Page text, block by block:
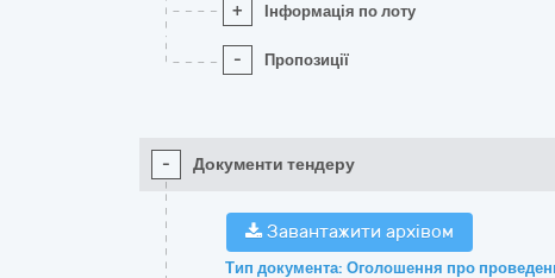
+ Інформація по лоту
- Пропозиції
- Документи тендеру
Завантажити архівом
Тип документа: Оголошення про